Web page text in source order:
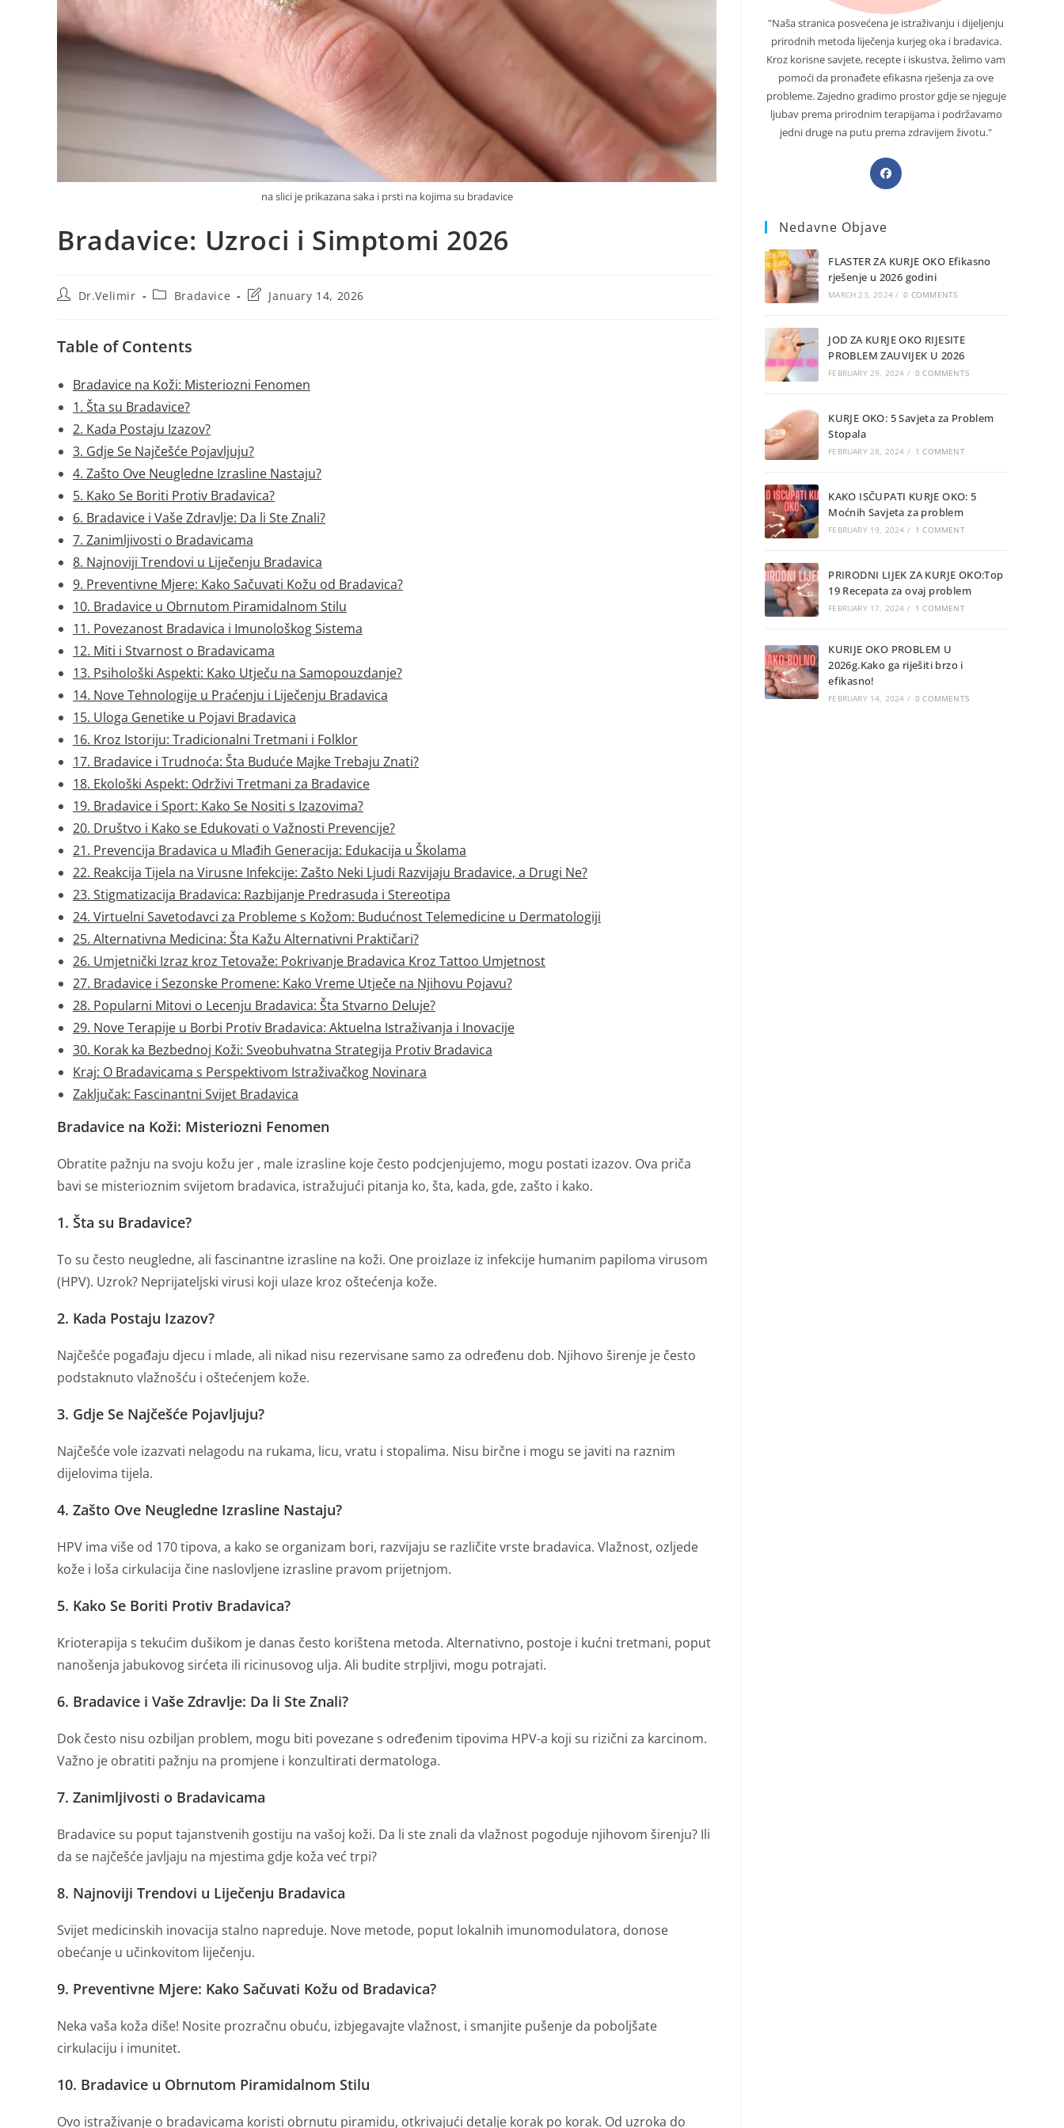
na slici je prikazana saka i prsti na kojima su bradavice
Bradavice: Uzroci i Simptomi 2026
PostDr.Velimir
PostBradavice
PostJanuary 14, 2026
Table of Contents
Bradavice na Koži: Misteriozni Fenomen
1. Šta su Bradavice?
2. Kada Postaju Izazov?
3. Gdje Se Najčešće Pojavljuju?
4. Zašto Ove Neugledne Izrasline Nastaju?
5. Kako Se Boriti Protiv Bradavica?
6. Bradavice i Vaše Zdravlje: Da li Ste Znali?
7. Zanimljivosti o Bradavicama
8. Najnoviji Trendovi u Liječenju Bradavica
9. Preventivne Mjere: Kako Sačuvati Kožu od Bradavica?
10. Bradavice u Obrnutom Piramidalnom Stilu
11. Povezanost Bradavica i Imunološkog Sistema
12. Miti i Stvarnost o Bradavicama
13. Psihološki Aspekti: Kako Utječu na Samopouzdanje?
14. Nove Tehnologije u Praćenju i Liječenju Bradavica
15. Uloga Genetike u Pojavi Bradavica
16. Kroz Istoriju: Tradicionalni Tretmani i Folklor
17. Bradavice i Trudnoća: Šta Buduće Majke Trebaju Znati?
18. Ekološki Aspekt: Održivi Tretmani za Bradavice
19. Bradavice i Sport: Kako Se Nositi s Izazovima?
20. Društvo i Kako se Edukovati o Važnosti Prevencije?
21. Prevencija Bradavica u Mlađih Generacija: Edukacija u Školama
22. Reakcija Tijela na Virusne Infekcije: Zašto Neki Ljudi Razvijaju Bradavice, a Drugi Ne?
23. Stigmatizacija Bradavica: Razbijanje Predrasuda i Stereotipa
24. Virtuelni Savetodavci za Probleme s Kožom: Budućnost Telemedicine u Dermatologiji
25. Alternativna Medicina: Šta Kažu Alternativni Praktičari?
26. Umjetnički Izraz kroz Tetovaže: Pokrivanje Bradavica Kroz Tattoo Umjetnost
27. Bradavice i Sezonske Promene: Kako Vreme Utječe na Njihovu Pojavu?
28. Popularni Mitovi o Lecenju Bradavica: Šta Stvarno Deluje?
29. Nove Terapije u Borbi Protiv Bradavica: Aktuelna Istraživanja i Inovacije
30. Korak ka Bezbednoj Koži: Sveobuhvatna Strategija Protiv Bradavica
Kraj: O Bradavicama s Perspektivom Istraživačkog Novinara
Zaključak: Fascinantni Svijet Bradavica
Bradavice na Koži: Misteriozni Fenomen
Obratite pažnju na svoju kožu jer , male izrasline koje često podcjenjujemo, mogu postati izazov. Ova priča
bavi se misterioznim svijetom bradavica, istražujući pitanja ko, šta, kada, gde, zašto i kako.
1. Šta su Bradavice?
To su često neugledne, ali fascinantne izrasline na koži. One proizlaze iz infekcije humanim papiloma virusom
(HPV). Uzrok? Neprijateljski virusi koji ulaze kroz oštećenja kože.
2. Kada Postaju Izazov?
Najčešće pogađaju djecu i mlade, ali nikad nisu rezervisane samo za određenu dob. Njihovo širenje je često
podstaknuto vlažnošću i oštećenjem kože.
3. Gdje Se Najčešće Pojavljuju?
Najčešće vole izazvati nelagodu na rukama, licu, vratu i stopalima. Nisu birčne i mogu se javiti na raznim
dijelovima tijela.
4. Zašto Ove Neugledne Izrasline Nastaju?
HPV ima više od 170 tipova, a kako se organizam bori, razvijaju se različite vrste bradavica. Vlažnost, ozljede
kože i loša cirkulacija čine naslovljene izrasline pravom prijetnjom.
5. Kako Se Boriti Protiv Bradavica?
Krioterapija s tekućim dušikom je danas često korištena metoda. Alternativno, postoje i kućni tretmani, poput
nanošenja jabukovog sirćeta ili ricinusovog ulja. Ali budite strpljivi, mogu potrajati.
6. Bradavice i Vaše Zdravlje: Da li Ste Znali?
Dok često nisu ozbiljan problem, mogu biti povezane s određenim tipovima HPV-a koji su rizični za karcinom.
Važno je obratiti pažnju na promjene i konzultirati dermatologa.
7. Zanimljivosti o Bradavicama
Bradavice su poput tajanstvenih gostiju na vašoj koži. Da li ste znali da vlažnost pogoduje njihovom širenju? Ili
da se najčešće javljaju na mjestima gdje koža već trpi?
8. Najnoviji Trendovi u Liječenju Bradavica
Svijet medicinskih inovacija stalno napreduje. Nove metode, poput lokalnih imunomodulatora, donose
obećanje u učinkovitom liječenju.
9. Preventivne Mjere: Kako Sačuvati Kožu od Bradavica?
Neka vaša koža diše! Nosite prozračnu obuću, izbjegavajte vlažnost, i smanjite pušenje da poboljšate
cirkulaciju i imunitet.
10. Bradavice u Obrnutom Piramidalnom Stilu
Ovo istraživanje o bradavicama koristi obrnutu piramidu, otkrivajući detalje korak po korak. Od uzroka do
"Naša stranica posvećena je istraživanju i dijeljenju
prirodnih metoda liječenja kurjeg oka i bradavica.
Kroz korisne savjete, recepte i iskustva, želimo vam
pomoći da pronađete efikasna rješenja za ove
probleme. Zajedno gradimo prostor gdje se njeguje
ljubav prema prirodnim terapijama i podržavamo
jedni druge na putu prema zdravijem životu."
Opens
Nedavne Objave
FLASTER ZA KURJE OKO Efikasno
rješenje u 2026 godini
MARCH 23, 2024 / 0 COMMENTS
JOD ZA KURJE OKO RIJESITE
PROBLEM ZAUVIJEK U 2026
FEBRUARY 29, 2024 / 0 COMMENTS
KURJE OKO: 5 Savjeta za Problem
Stopala
FEBRUARY 28, 2024 / 1 COMMENT
KAKO ISČUPATI KURJE OKO: 5
Moćnih Savjeta za problem
FEBRUARY 19, 2024 / 1 COMMENT
PRIRODNI LIJEK ZA KURJE OKO:Top
19 Recepata za ovaj problem
FEBRUARY 17, 2024 / 1 COMMENT
KURIJE OKO PROBLEM U
2026g.Kako ga riješiti brzo i
efikasno!
FEBRUARY 14, 2024 / 0 COMMENTS